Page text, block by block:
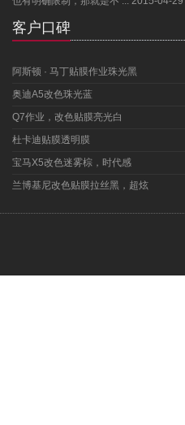
客户口碑
阿斯顿 · 马丁贴膜作业珠光黑
奥迪A5改色珠光蓝
Q7作业，改色贴膜亮光白
杜卡迪贴膜透明膜
宝马X5改色迷雾棕，时代感
兰博基尼改色贴膜拉丝黑，超炫